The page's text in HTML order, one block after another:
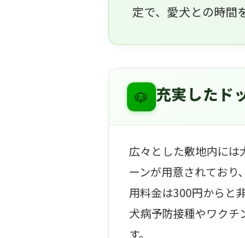
定で、愛犬との時間
🐶 充実したド
広々とした敷地内には
ーンが用意されており
用料金は300円からと
犬病予防接種やワクチ
す。